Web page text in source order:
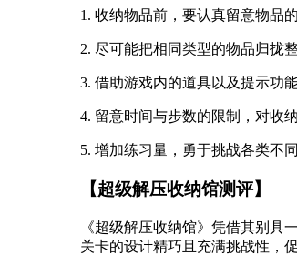
1. 收纳物品前，要认真留意物品
2. 尽可能把相同类型的物品归拢
3. 借助游戏内的道具以及提示功
4. 留意时间与步数的限制，对收
5. 增加练习量，勇于挑战各类不
【超级解压收纳馆测评】
《超级解压收纳馆》凭借其别
关卡的设计精巧且充满挑战性，